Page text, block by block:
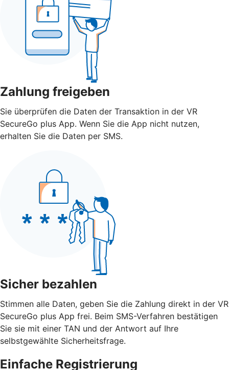
Zahlung freigeben
Sie überprüfen die Daten der Transaktion in der VR
SecureGo plus App. Wenn Sie die App nicht nutzen,
erhalten Sie die Daten per SMS.
Sicher bezahlen
Stimmen alle Daten, geben Sie die Zahlung direkt in der VR
SecureGo plus App frei. Beim SMS-Verfahren bestätigen
Sie sie mit einer TAN und der Antwort auf Ihre
selbstgewählte Sicherheitsfrage.
Einfache Registrierung